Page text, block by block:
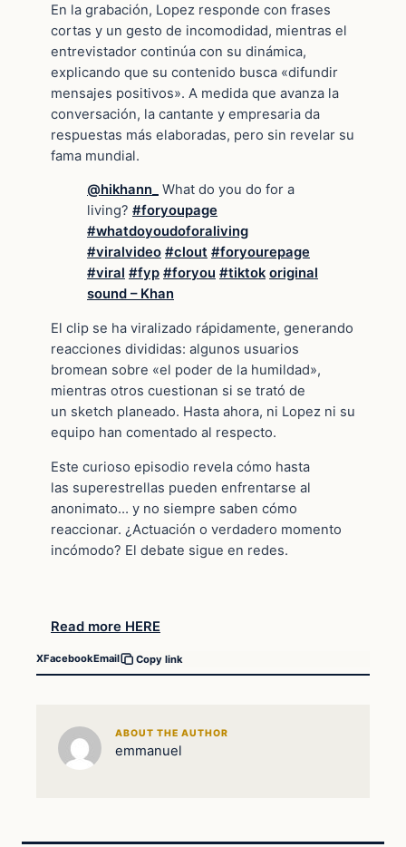
En la grabación, Lopez responde con frases
cortas y un gesto de incomodidad, mientras el
entrevistador continúa con su dinámica,
explicando que su contenido busca «difundir
mensajes positivos». A medida que avanza la
conversación, la cantante y empresaria da
respuestas más elaboradas, pero sin revelar su
fama mundial.
@hikhann_
What do you do for a
living? #foryoupage
#whatdoyoudoforaliving
#viralvideo #clout #foryourepage
#viral #fyp #foryou #tiktok original
sound – Khan
El clip se ha viralizado rápidamente, generando
reacciones divididas: algunos usuarios
bromean sobre «el poder de la humildad»,
mientras otros cuestionan si se trató de
un sketch planeado. Hasta ahora, ni Lopez ni su
equipo han comentado al respecto.
Este curioso episodio revela cómo hasta
las superestrellas pueden enfrentarse al
anonimato… y no siempre saben cómo
reaccionar. ¿Actuación o verdadero momento
incómodo? El debate sigue en redes.
Read more HERE
XFacebookEmail Copy link
ABOUT THE AUTHOR
emmanuel